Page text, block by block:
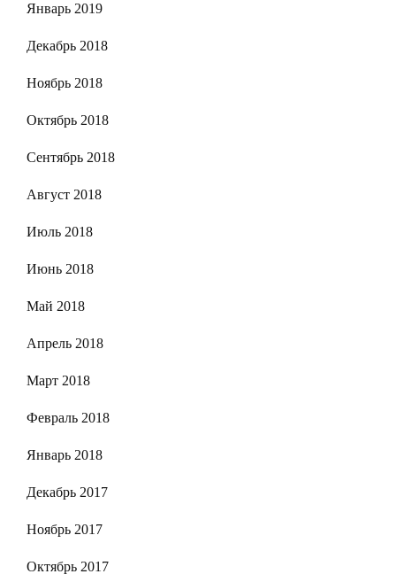
Январь 2019
Декабрь 2018
Ноябрь 2018
Октябрь 2018
Сентябрь 2018
Август 2018
Июль 2018
Июнь 2018
Май 2018
Апрель 2018
Март 2018
Февраль 2018
Январь 2018
Декабрь 2017
Ноябрь 2017
Октябрь 2017